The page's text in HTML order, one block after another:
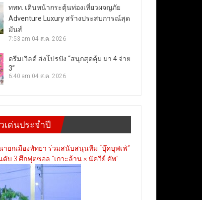
ททท. เดินหน้ากระตุ้นท่องเที่ยวผจญภัย
Adventure Luxury สร้างประสบการณ์สุด
มันส์
7:53 am 04 ส.ค. 2026
ดรีมเวิลด์ ส่งโปรปัง “สนุกสุดคุ้ม มา 4 จ่าย
3”
6:40 am 04 ส.ค. 2026
เด่นประจำปี
ายกเมืองพัทยา ร่วมสนับสนุนทีม “บุ๊คบุฟเฟ่”
ดับ 3 ศึกฟุตซอล “เกาะล้าน × นัควีย์ คัพ”